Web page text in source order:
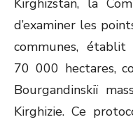
Kirghizstan, la
d’examiner les
communes,
70 000 hectares,
Bourgandinskiï
Kirghizie. Ce